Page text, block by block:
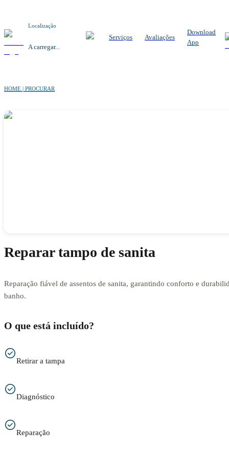
Localização
A carregar...
Serviços Avaliações
Download
App
HOME | PROCURAR
Reparar tampo de sanita
Reparação fiável de assentos de sanita, garantindo conforto e
banho.
O que está incluído?
Retirar a tampa
Diagnóstico
Reparação